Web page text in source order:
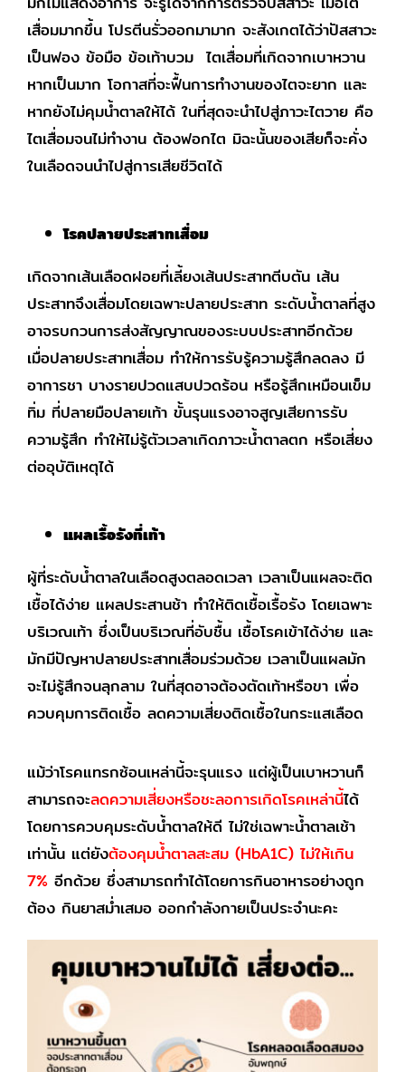
เสื่อมมากขึ้น โปรตีนรั่วออกมามาก จะสังเกตได้ว่าปัสสาวะ
เป็นฟอง ข้อมือ ข้อเท้าบวม ไตเสื่อมที่เกิดจากเบาหวาน
หากเป็นมาก โอกาสที่จะฟื้นการทำงานของไตจะยาก และ
หากยังไม่คุมน้ำตาลให้ได้ ในที่สุดจะนำไปสู่ภาวะไตวาย คือ
ไตเสื่อมจนไม่ทำงาน ต้องฟอกไต มิฉะนั้นของเสียก็จะคั่ง
ในเลือดจนนำไปสู่การเสียชีวิตได้
โรคปลายประสาทเสื่อม
เกิดจากเส้นเลือดฝอยที่เลี้ยงเส้นประสาทตีบตัน เส้น
ประสาทจึงเสื่อมโดยเฉพาะปลายประสาท ระดับน้ำตาลที่สูง
อาจรบกวนการส่งสัญญาณของระบบประสาทอีกด้วย
เมื่อปลายประสาทเสื่อม ทำให้การรับรู้ความรู้สึกลดลง มี
อาการชา บางรายปวดแสบปวดร้อน หรือรู้สึกเหมือนเข็ม
ทิ่ม ที่ปลายมือปลายเท้า ขั้นรุนแรงอาจสูญเสียการรับ
ความรู้สึก ทำให้ไม่รู้ตัวเวลาเกิดภาวะน้ำตาลตก หรือเสี่ยง
ต่ออุบัติเหตุได้
แผลเรื้อรังที่เท้า
ผู้ที่ระดับน้ำตาลในเลือดสูงตลอดเวลา เวลาเป็นแผลจะติด
เชื้อได้ง่าย แผลประสานช้า ทำให้ติดเชื้อเรื้อรัง โดยเฉพาะ
บริเวณเท้า ซึ่งเป็นบริเวณที่อับชื้น เชื้อโรคเข้าได้ง่าย และ
มักมีปัญหาปลายประสาทเสื่อมร่วมด้วย เวลาเป็นแผลมัก
จะไม่รู้สึกจนลุกลาม ในที่สุดอาจต้องตัดเท้าหรือขา เพื่อ
ควบคุมการติดเชื้อ ลดความเสี่ยงติดเชื้อในกระแสเลือด
แม้ว่าโรคแทรกซ้อนเหล่านี้จะรุนแรง แต่ผู้เป็นเบาหวานก็
สามารถจะลดความเสี่ยงหรือชะลอการเกิดโรคเหล่านี้ได้
โดยการควบคุมระดับน้ำตาลให้ดี ไม่ใช่เฉพาะน้ำตาลเช้า
เท่านั้น แต่ยังต้องคุมน้ำตาลสะสม (HbA1C) ไม่ให้เกิน
7%อีกด้วย ซึ่งสามารถทำได้โดยการกินอาหารอย่างถูก
ต้อง กินยาสม่ำเสมอ ออกกำลังกายเป็นประจำนะคะ